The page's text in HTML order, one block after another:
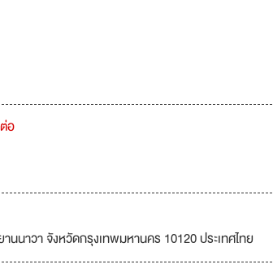
อ
นนาวา จังหวัดกรุงเทพมหานคร 10120 ประเทศไทย